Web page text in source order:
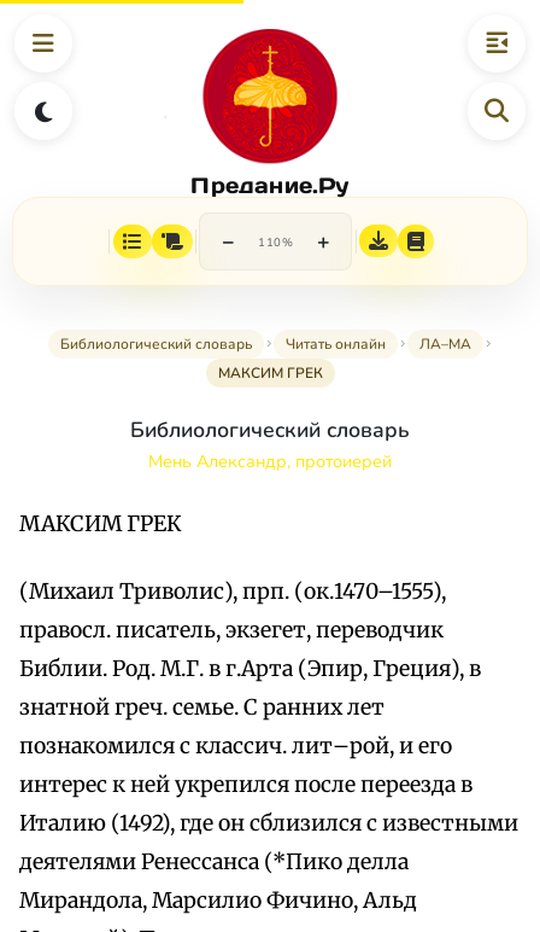
Предание.Ру
− 110% +
Библиологический словарь Читать онлайн
ЛА–МА
МАКСИМ ГРЕК
Библиологический словарь
Мень Александр, протоиерей
МАКСИМ ГРЕК
(Михаил Триволис), прп. (ок.1470–1555),
правосл. писатель, экзегет, переводчик
Библии. Род. М.Г. в г.Арта (Эпир, Греция), в
знатной греч. семье. С ранних лет
познакомился с классич. лит–рой, и его
интерес к ней укрепился после переезда в
Италию (1492), где он сблизился с известными
деятелями Ренессанса (*Пико делла
Мирандола, Марсилио Фичино, Альд